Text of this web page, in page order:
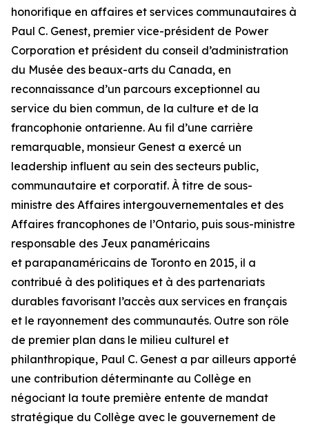
honorifique en affaires et services communautaires à
Paul C. Genest, premier vice-président de Power
Corporation et président du conseil d’administration
du Musée des beaux-arts du Canada, en
reconnaissance d’un parcours exceptionnel au
service du bien commun, de la culture et de la
francophonie ontarienne. Au fil d’une carrière
remarquable, monsieur Genest a exercé un
leadership influent au sein des secteurs public,
communautaire et corporatif. À titre de sous-
ministre des Affaires intergouvernementales et des
Affaires francophones de l’Ontario, puis sous-ministre
responsable des Jeux panaméricains
et parapanaméricains de Toronto en 2015, il a
contribué à des politiques et à des partenariats
durables favorisant l’accès aux services en français
et le rayonnement des communautés. Outre son rôle
de premier plan dans le milieu culturel et
philanthropique, Paul C. Genest a par ailleurs apporté
une contribution déterminante au Collège en
négociant la toute première entente de mandat
stratégique du Collège avec le gouvernement de